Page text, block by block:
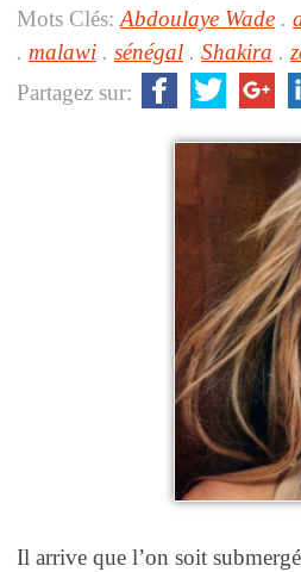
Mots Clés: Abdoulaye Wade .
. malawi . sénégal . Shakira .
Partagez sur:
Il arrive que l’on soit